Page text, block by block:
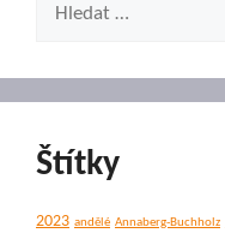
Štítky
2023 andělé Annaberg-Buchholz